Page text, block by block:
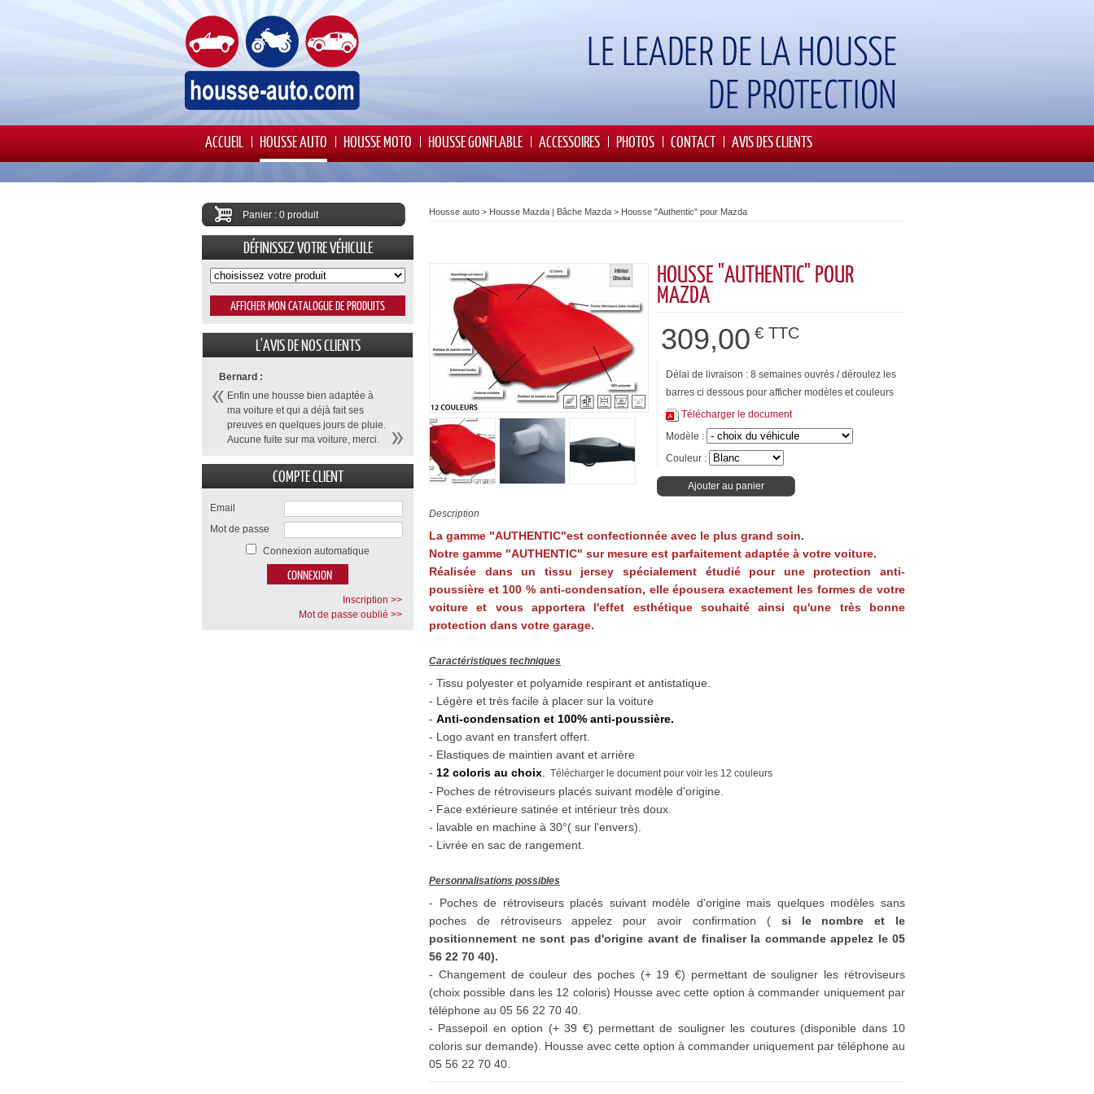
ACCUEIL HOUSSE AUTO HOUSSE MOTO HOUSSE GONFLABLE ACCESSOIRES PHOTOS CONTACT AVIS DES CLIENTS
Housse auto > Housse Mazda | Bâche Mazda > Housse "Authentic" pour Mazda
HOUSSE "AUTHENTIC" POUR
MAZDA
309,00 € TTC
Délai de livraison : 8 semaines ouvrés / déroulez les
barres ci dessous pour afficher modèles et couleurs
Télécharger le document
Modèle :
Couleur :
Ajouter au panier
Description
La gamme "AUTHENTIC"est confectionnée avec le plus grand soin.
Notre gamme "AUTHENTIC" sur mesure est parfaitement adaptée à votre voiture.
Réalisée dans un tissu jersey spécialement étudié pour une protection anti-
poussière et 100 % anti-condensation, elle épousera exactement les formes de votre
voiture et vous apportera l'effet esthétique souhaité ainsi qu'une très bonne
protection dans votre garage.
Caractéristiques techniques
- Tissu polyester et polyamide respirant et antistatique.
- Légère et très facile à placer sur la voiture
- Anti-condensation et 100% anti-poussière.
- Logo avant en transfert offert.
- Elastiques de maintien avant et arrière
- 12 coloris au choix Télécharger le document pour voir les 12 couleurs
- Poches de rétroviseurs placés suivant modèle d'origine.
- Face extérieure satinée et intérieur très doux.
- lavable en machine à 30°( sur l'envers).
- Livrée en sac de rangement.
Personnalisations possibles
- Poches de rétroviseurs placés suivant modèle d'origine mais quelques modèles sans
poches de rétroviseurs appelez pour avoir confirmation (si le nombre et le
positionnement ne sont pas d'origine avant de finaliser la commande appelez le 05
56 22 70 40).
- Changement de couleur des poches (+ 19 €) permettant de souligner les rétroviseurs
(choix possible dans les 12 coloris) Housse avec cette option à commander uniquement par
téléphone au 05 56 22 70 40.
- Passepoil en option (+ 39 €) permettant de souligner les coutures (disponible dans 10
coloris sur demande). Housse avec cette option à commander uniquement par téléphone au
05 56 22 70 40.
Panier : 0 produit
DÉFINISSEZ VOTRE VÉHICULE
L'AVIS DE NOS CLIENTS
Bernard :
Enfin une housse bien adaptée à
ma voiture et qui a déjà fait ses
preuves en quelques jours de pluie.
Aucune fuite sur ma voiture, merci.
COMPTE CLIENT
Email
Mot de passe
Connexion automatique
Inscription >>
Mot de passe oublié >>